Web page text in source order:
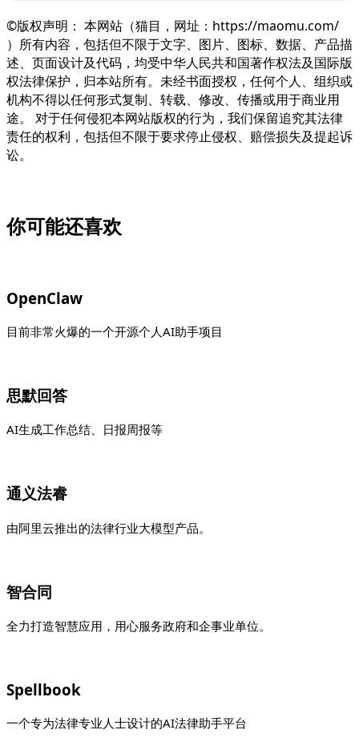
©版权声明： 本网站（猫目，网址：https://maomu.com/
）所有内容，包括但不限于文字、图片、图标、数据、产品描
述、页面设计及代码，均受中华人民共和国著作权法及国际版
权法律保护，归本站所有。未经书面授权，任何个人、组织或
机构不得以任何形式复制、转载、修改、传播或用于商业用
途。 对于任何侵犯本网站版权的行为，我们保留追究其法律
责任的权利，包括但不限于要求停止侵权、赔偿损失及提起诉
讼。
你可能还喜欢
OpenClaw
目前非常火爆的一个开源个人AI助手项目
思默回答
AI生成工作总结、日报周报等
通义法睿
由阿里云推出的法律行业大模型产品。
智合同
全力打造智慧应用，用心服务政府和企事业单位。
Spellbook
一个专为法律专业人士设计的AI法律助手平台